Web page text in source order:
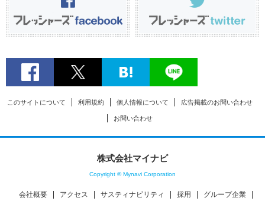
このサイトについて 利用規約 個人情報について 広告掲載のお問い合わせ
お問い合わせ
株式会社マイナビ
Copyright © Mynavi Corporation
会社概要 アクセス サスティナビリティ 採用 グループ企業